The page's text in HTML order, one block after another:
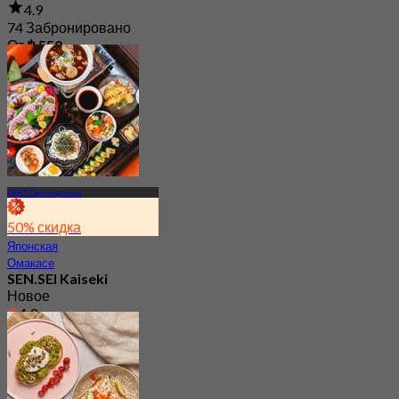
4.9
74 Забронировано
От฿ 550
MRT Сириндхорн
50% скидка
Японская
Омакасе
SEN.SEI Kaiseki
Новое
4.9
От ฿ 2,295